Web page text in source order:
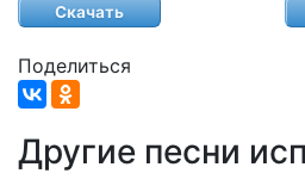
Скачать
Поделиться
Другие песни